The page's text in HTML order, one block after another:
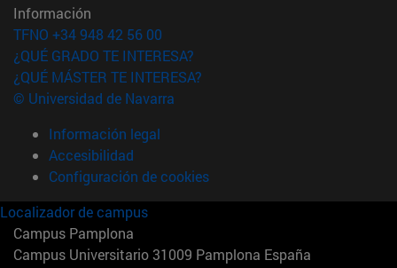
Información
TFNO +34 948 42 56 00
¿QUÉ GRADO TE INTERESA?
¿QUÉ MÁSTER TE INTERESA?
© Universidad de Navarra
Información legal
Accesibilidad
Configuración de cookies
Localizador de campus
Campus Pamplona
Campus Universitario 31009 Pamplona España